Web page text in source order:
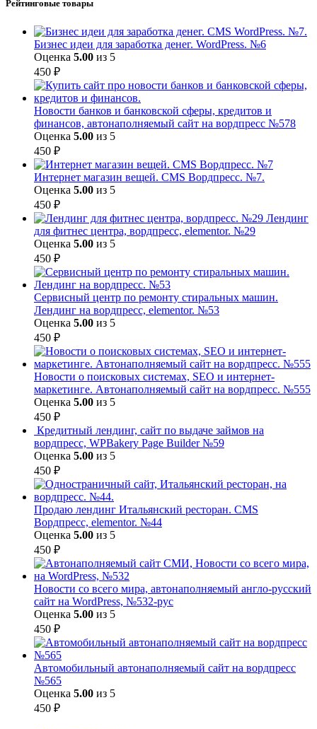
Рейтинговые товары
Бизнес идеи для заработка денег. WordPress. №6
Оценка 5.00 из 5
450 ₽
Новости банков и банковской сферы, кредитов и
финансов, автонаполняемый сайт на вордпресс №578
Оценка 5.00 из 5
450 ₽
Интернет магазин вещей. CMS Вордпресс. №7.
Оценка 5.00 из 5
450 ₽
Лендинг
для фитнес центра, вордпресс, elementor. №29
Оценка 5.00 из 5
450 ₽
Сервисный центр по ремонту стиральных машин.
Лендинг на вордпресс, elementor. №53
Оценка 5.00 из 5
450 ₽
Новости о поисковых системах, SEO и интернет-
маркетинге. Автонаполняемый сайт на вордпресс. №555
Оценка 5.00 из 5
450 ₽
Кредитный лендинг, сайт по выдаче займов на
вордпресс, WPBakery Page Builder №59
Оценка 5.00 из 5
450 ₽
Продаю лендинг Итальянский ресторан. CMS
Вордпресс, elementor. №44
Оценка 5.00 из 5
450 ₽
Новости со всего мира, автонаполняемый англо-русский
сайт на WordPress, №532-рус
Оценка 5.00 из 5
450 ₽
Автомобильный автонаполняемый сайт на вордпресс
№565
Оценка 5.00 из 5
450 ₽